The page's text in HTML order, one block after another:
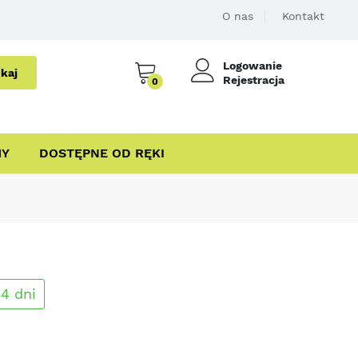
O nas Kontakt
0
Logowanie
Rejestracja
DOSTĘPNE OD RĘKI
dni